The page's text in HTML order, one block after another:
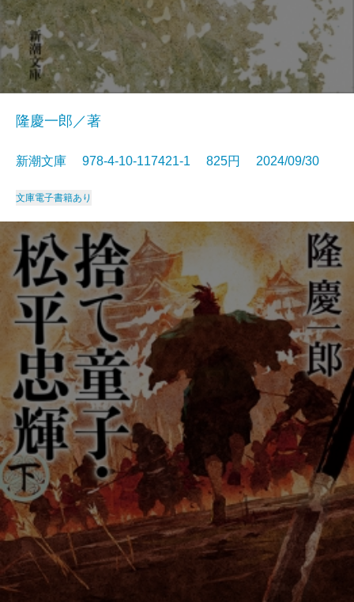
隆慶一郎／著
新潮文庫 978-4-10-117421-1 825円 2024/09/30
文庫電子書籍あり